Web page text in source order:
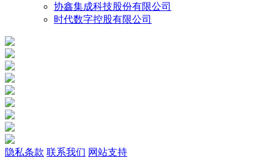
协鑫集成科技股份有限公司
时代数字控股有限公司
隐私条款 联系我们 网站支持